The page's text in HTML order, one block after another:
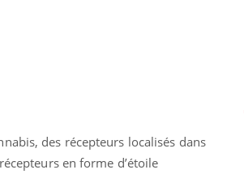
des récepteurs localisés dans
en forme d’étoile